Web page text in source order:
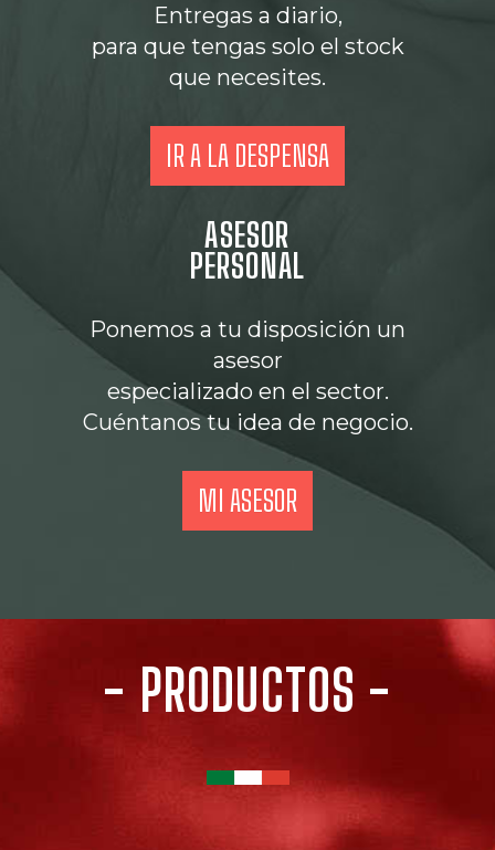
Entregas a diario,
para que tengas solo el stock
que necesites.
IR A LA DESPENSA
ASESOR
PERSONAL
Ponemos a tu disposición un
asesor
especializado en el sector.
Cuéntanos tu idea de negocio.
MI ASESOR
- PRODUCTOS -